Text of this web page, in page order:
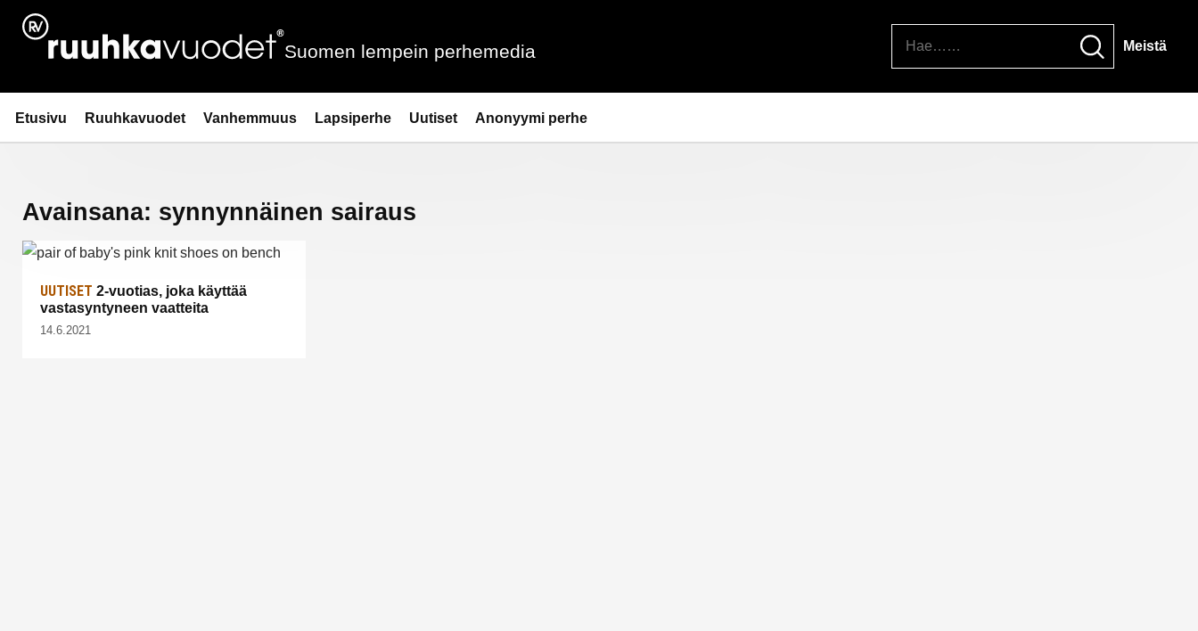
Siirry
sisältöön
Ruuhkavuodet.fi
Suomen lempein perhemedia Meistä
Etusivu Ruuhkavuodet Vanhemmuus Lapsiperhe Uutiset Anonyymi perhe
Avainsana: synnynnäinen sairaus
UUTISET 2-vuotias, joka käyttää
vastasyntyneen vaatteita
14.6.2021